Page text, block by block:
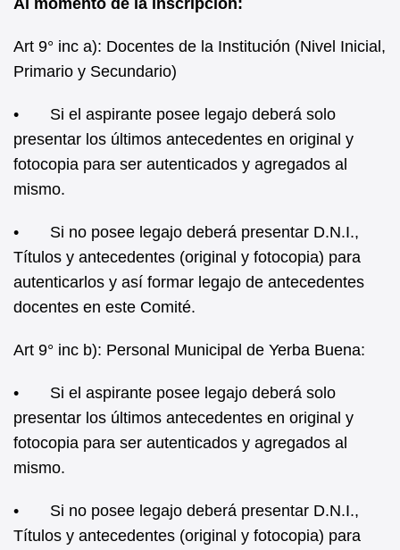
Art 9° inc a): Docentes de la Institución (Nivel Inicial,
Primario y Secundario)
• Si el aspirante posee legajo deberá solo
presentar los últimos antecedentes en original y
fotocopia para ser autenticados y agregados al
mismo.
• Si no posee legajo deberá presentar D.N.I.,
Títulos y antecedentes (original y fotocopia) para
autenticarlos y así formar legajo de antecedentes
docentes en este Comité.
Art 9° inc b): Personal Municipal de Yerba Buena:
• Si el aspirante posee legajo deberá solo
presentar los últimos antecedentes en original y
fotocopia para ser autenticados y agregados al
mismo.
• Si no posee legajo deberá presentar D.N.I.,
Títulos y antecedentes (original y fotocopia) para